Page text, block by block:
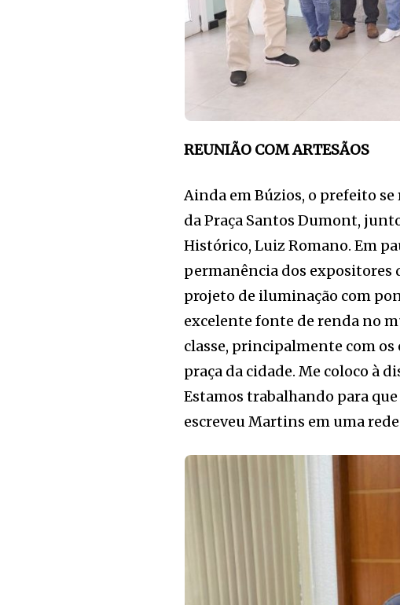
REUNIÃO COM ARTESÃOS
Ainda em Búzios, o prefeito
da Praça Santos Dumont,
Histórico, Luiz Romano. Em
permanência dos expositores
projeto de iluminação com
excelente fonte de renda no
classe, principalmente com
praça da cidade. Me coloco à
Estamos trabalhando para
escreveu Martins em uma